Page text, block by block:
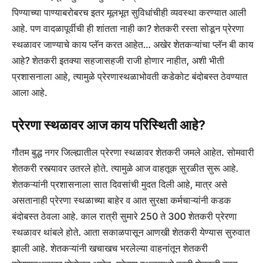
पिण्याच्या पाण्याबरोबरच इतर मूलभूत सुविधांचीही व्यवस्था करण्यात आली
आहे. पण वादळापूर्वीची ही शांतता नाही का? शेतकरी रस्ता सोडून प्रेरणा
स्थळावर जाण्याचे काय प्लॅन करत आहेत… अखेर शेतकऱ्यांचा प्लॅन बी काय
आहे? शेतकरी इतक्या सहजासहजी राजी होणार नाहीत, अशी भीती
प्रशासनाला आहे, त्यामुळे प्रेरणास्थळाभोवती कडेकोट बंदोबस्त ठेवण्यात
आला आहे.
प्रेरणा स्थळावर आज काय परिस्थिती आहे?
गौतम बुद्ध नगर जिल्ह्यातील प्रेरणा स्थळावर शेतकरी जमले आहेत. सोमवारी
शेतकरी रस्त्यावर उतरले होते. त्यामुळे आज वाहतूक सुरळीत सुरू आहे.
शेतकऱ्यांनी प्रशासनाला सात दिवसांची मुदत दिली आहे, मात्र असे
असतानाही प्रेरणा स्थळाच्या बाहेर व आत सुरक्षा कर्मचाऱ्यांनी कडक
बंदोबस्त ठेवला आहे. काल रात्री सुमारे 250 ते 300 शेतकरी प्रेरणा
स्थळावर थांबले होते. आता सकाळपासून आणखी शेतकरी येण्यास सुरुवात
झाली आहे. शेतकऱ्यांनी खचाखच भरलेल्या वाहनांतून शेतकरी